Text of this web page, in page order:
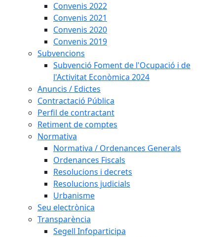
Convenis 2022
Convenis 2021
Convenis 2020
Convenis 2019
Subvencions
Subvenció Foment de l'Ocupació i de
l'Activitat Econòmica 2024
Anuncis / Edictes
Contractació Pública
Perfil de contractant
Retiment de comptes
Normativa
Normativa / Ordenances Generals
Ordenances Fiscals
Resolucions i decrets
Resolucions judicials
Urbanisme
Seu electrònica
Transparència
Segell Infoparticipa